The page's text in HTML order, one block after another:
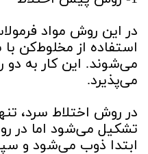
در این روش مواد
استفاده از مخلوط‌کن
می‌شوند. این کار به
می‌پذیرد.
در روش اختلاط سرد،
تشکیل می‌شود اما در
ابتدا ذوب می‌شود و